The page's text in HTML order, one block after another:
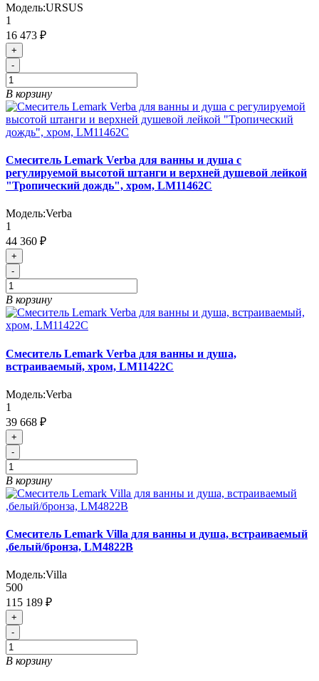
Модель:URSUS
1
16 473 ₽
+
-
В корзину
Смеситель Lemark Verba для ванны и душа с
регулируемой высотой штанги и верхней душевой лейкой
"Тропический дождь", хром, LM11462C
Модель:Verba
1
44 360 ₽
+
-
В корзину
Смеситель Lemark Verba для ванны и душа,
встраиваемый, хром, LM11422C
Модель:Verba
1
39 668 ₽
+
-
В корзину
Смеситель Lemark Villa для ванны и душа, встраиваемый
,белый/бронза, LM4822B
Модель:Villa
500
115 189 ₽
+
-
В корзину